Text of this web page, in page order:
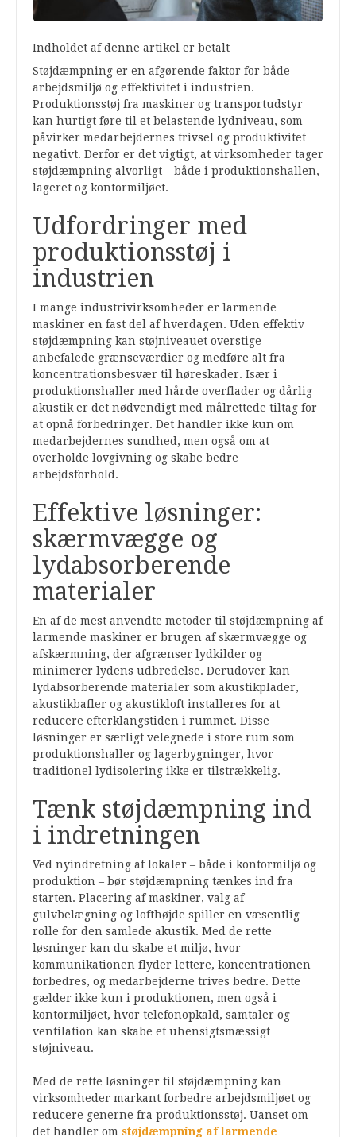
Indholdet af denne artikel er betalt
Støjdæmpning er en afgørende faktor for både
arbejdsmiljø og effektivitet i industrien.
Produktionsstøj fra maskiner og transportudstyr
kan hurtigt føre til et belastende lydniveau, som
påvirker medarbejdernes trivsel og produktivitet
negativt. Derfor er det vigtigt, at virksomheder tager
støjdæmpning alvorligt – både i produktionshallen,
lageret og kontormiljøet.
Udfordringer med
produktionsstøj i
industrien
I mange industrivirksomheder er larmende
maskiner en fast del af hverdagen. Uden effektiv
støjdæmpning kan støjniveauet overstige
anbefalede grænseværdier og medføre alt fra
koncentrationsbesvær til høreskader. Især i
produktionshaller med hårde overflader og dårlig
akustik er det nødvendigt med målrettede tiltag for
at opnå forbedringer. Det handler ikke kun om
medarbejdernes sundhed, men også om at
overholde lovgivning og skabe bedre
arbejdsforhold.
Effektive løsninger:
skærmvægge og
lydabsorberende
materialer
En af de mest anvendte metoder til støjdæmpning af
larmende maskiner er brugen af skærmvægge og
afskærmning, der afgrænser lydkilder og
minimerer lydens udbredelse. Derudover kan
lydabsorberende materialer som akustikplader,
akustikbafler og akustikloft installeres for at
reducere efterklangstiden i rummet. Disse
løsninger er særligt velegnede i store rum som
produktionshaller og lagerbygninger, hvor
traditionel lydisolering ikke er tilstrækkelig.
Tænk støjdæmpning ind
i indretningen
Ved nyindretning af lokaler – både i kontormiljø og
produktion – bør støjdæmpning tænkes ind fra
starten. Placering af maskiner, valg af
gulvbelægning og lofthøjde spiller en væsentlig
rolle for den samlede akustik. Med de rette
løsninger kan du skabe et miljø, hvor
kommunikationen flyder lettere, koncentrationen
forbedres, og medarbejderne trives bedre. Dette
gælder ikke kun i produktionen, men også i
kontormiljøet, hvor telefonopkald, samtaler og
ventilation kan skabe et uhensigtsmæssigt
støjniveau.
Med de rette løsninger til støjdæmpning kan
virksomheder markant forbedre arbejdsmiljøet og
reducere generne fra produktionsstøj. Uanset om
det handler om støjdæmpning af larmende